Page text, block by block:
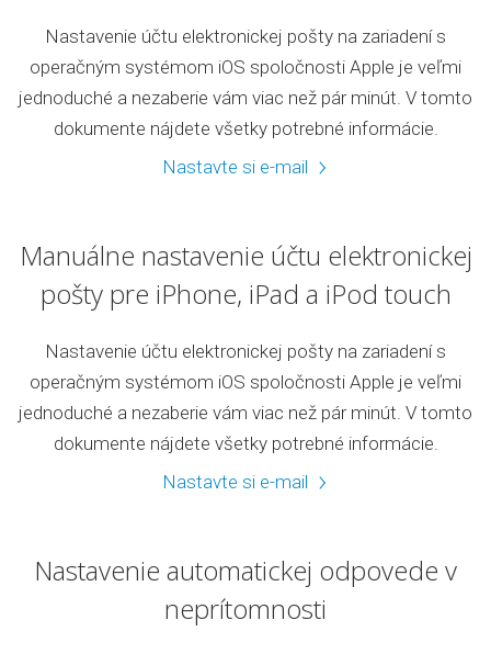
Nastavenie účtu elektronickej pošty na zariadení s
operačným systémom iOS spoločnosti Apple je veľmi
jednoduché a nezaberie vám viac než pár minút. V tomto
dokumente nájdete všetky potrebné informácie.
Nastavte si e-mail
Manuálne nastavenie účtu elektronickej
pošty pre iPhone, iPad a iPod touch
Nastavenie účtu elektronickej pošty na zariadení s
operačným systémom iOS spoločnosti Apple je veľmi
jednoduché a nezaberie vám viac než pár minút. V tomto
dokumente nájdete všetky potrebné informácie.
Nastavte si e-mail
Nastavenie automatickej odpovede v
neprítomnosti